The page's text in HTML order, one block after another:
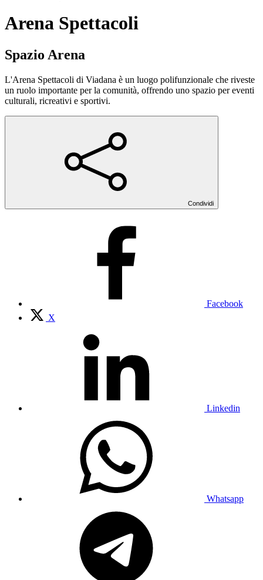
Arena Spettacoli
Spazio Arena
L'Arena Spettacoli di Viadana è un luogo polifunzionale che riveste
un ruolo importante per la comunità, offrendo uno spazio per eventi
culturali, ricreativi e sportivi.
Condividi
Facebook
X
Linkedin
Whatsapp